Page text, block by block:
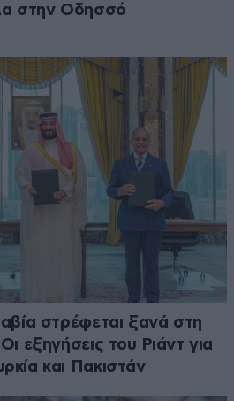
στην Οδησσό
στρέφεται ξανά στη
εξηγήσεις του Ριάντ για
και Πακιστάν